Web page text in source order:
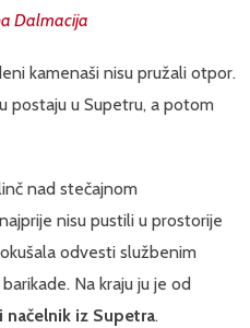
Dalmacija
kamenaši nisu pružali otpor.
postaju u Supetru, a potom
nad stečajnom
nisu pustili u prostorije
odvesti službenim
Na kraju ju je od
iz Supetra.